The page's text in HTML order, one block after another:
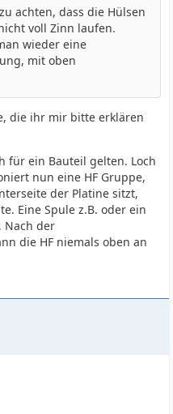
achten, dass die Hülsen
voll Zinn laufen.
wieder eine
mit oben
die ihr mir bitte erklären
für ein Bauteil gelten. Loch
nun eine HF Gruppe,
der Platine sitzt,
Eine Spule z.B. oder ein
Nach der
die HF niemals oben an